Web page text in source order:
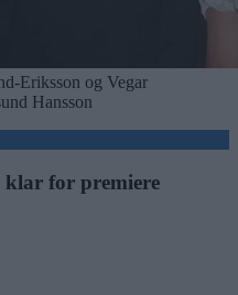
Eriksson og Vegar
Hansson
klar for premiere